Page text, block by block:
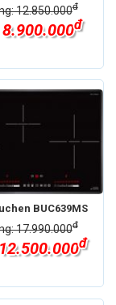
12.850.000đ
8.900.000đ
BUC639MS
17.990.000đ
12.500.000đ